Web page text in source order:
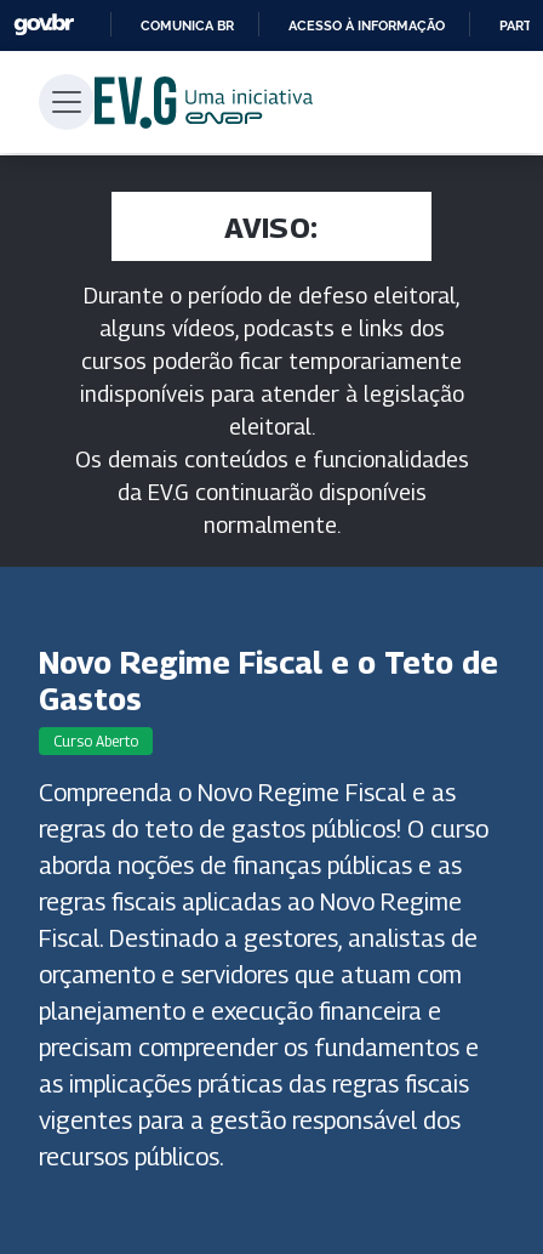
PARA
CONTEÚDO
COMUNICA BR ACESSO À INFORMAÇÃO
AVISO:
Durante o período de defeso eleitoral,
alguns vídeos, podcasts e links dos
cursos poderão ficar temporariamente
indisponíveis para atender à legislação
eleitoral.
Os demais conteúdos e funcionalidades
da EV.G continuarão disponíveis
normalmente.
Novo Regime Fiscal e o Teto de
Gastos
Curso Aberto
Compreenda o Novo Regime Fiscal e as
regras do teto de gastos públicos! O curso
aborda noções de finanças públicas e as
regras fiscais aplicadas ao Novo Regime
Fiscal. Destinado a gestores, analistas de
orçamento e servidores que atuam com
planejamento e execução financeira e
precisam compreender os fundamentos e
as implicações práticas das regras fiscais
vigentes para a gestão responsável dos
recursos públicos.